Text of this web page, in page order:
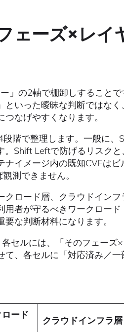
ェーズ×レイ
」の2軸で棚卸しすることで
いった曖昧な判断ではな
なげやすくなります。
階で整理します。一般に、
Shift Leftで防げるリスク
イメージ内の既知CVEはビ
測できません。
ロード層、クラウドイン
者が守るべきワークロー
な判断材料になります。
セルには、「そのフェーズ
、各セルに「対応済み／
ード
クラウドインフラ層